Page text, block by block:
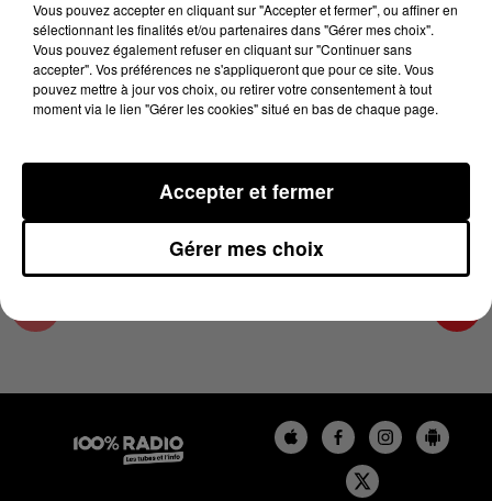
4 avril 2025 - 1 min 16 sec
L'AGENDA DU PAYS CATALANS DU 04/04/2025
À 10H40
L'agenda du Pays catalan
Vous pouvez accepter en cliquant sur "Accepter et fermer", ou affiner en
sélectionnant les finalités et/ou partenaires dans "Gérer mes choix".
Vous pouvez également refuser en cliquant sur "Continuer sans
accepter". Vos préférences ne s'appliqueront que pour ce site. Vous
pouvez mettre à jour vos choix, ou retirer votre consentement à tout
moment via le lien "Gérer les cookies" situé en bas de chaque page.
Gérer mes choix
Accepter et fermer